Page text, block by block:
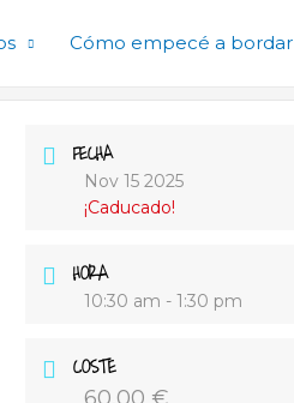
Cómo empecé a bordar
FECHA
Nov 15 2025
¡Caducado!
HORA
10:30 am - 1:30 pm
COSTE